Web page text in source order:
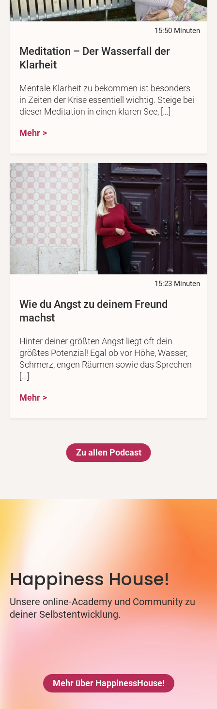
Zu allen Podcast
15:50 Minuten
Meditation – Der Wasserfall der
Klarheit
Mentale Klarheit zu bekommen ist besonders
in Zeiten der Krise essentiell wichtig. Steige bei
dieser Meditation in einen klaren See, […]
Mehr
15:23 Minuten
Wie du Angst zu deinem Freund
machst
Hinter deiner größten Angst liegt oft dein
größtes Potenzial! Egal ob vor Höhe, Wasser,
Schmerz, engen Räumen sowie das Sprechen
[…]
Mehr
Happiness House!
Unsere online-Academy und Community zu
deiner Selbstentwicklung.
Mehr über HappinessHouse!